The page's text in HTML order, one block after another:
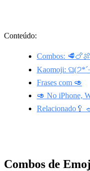
Conteúdo:
Combos:
Kaomoji:
Frases com 🥑
🥑 No iPhone,
Combos de